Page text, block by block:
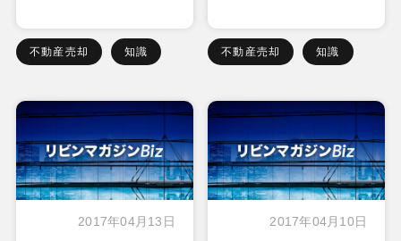
不動産売却 知識 不動産売却 知識
2017年04月13日 2017年04月10日